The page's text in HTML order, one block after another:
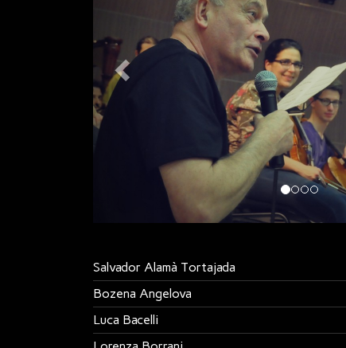
Salvador Alamà Tortajada
Bozena Angelova
Luca Bacelli